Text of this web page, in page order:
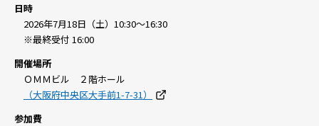
日時
2026年7月18日（土）10:30～16:30
※最終受付 16:00
開催場所
ＯＭＭビル ２階ホール
（大阪府中央区大手前1-7-31）
参加費